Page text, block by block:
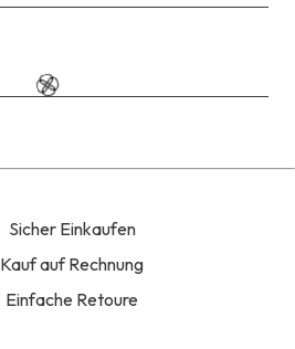
Reviews
Sicher Einkaufen
Kauf auf Rechnung
Einfache Retoure